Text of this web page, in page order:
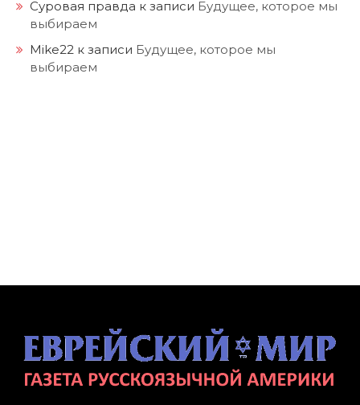
Суровая правда к записи Будущее, которое мы
выбираем
Mike22 к записи Будущее, которое мы
выбираем